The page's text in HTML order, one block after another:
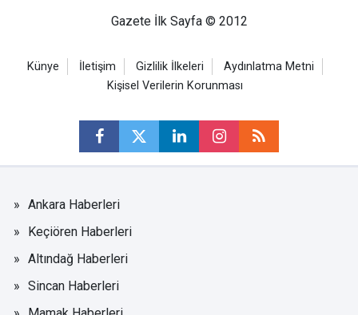
Gazete İlk Sayfa © 2012
Künye İletişim Gizlilik İlkeleri
Aydınlatma Metni
Kişisel Verilerin Korunması
Ankara Haberleri
Keçiören Haberleri
Altındağ Haberleri
Sincan Haberleri